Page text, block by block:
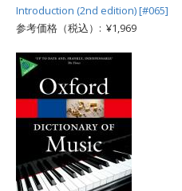
Introduction (2nd edition) [#065]
参考価格（税込）: ¥1,969